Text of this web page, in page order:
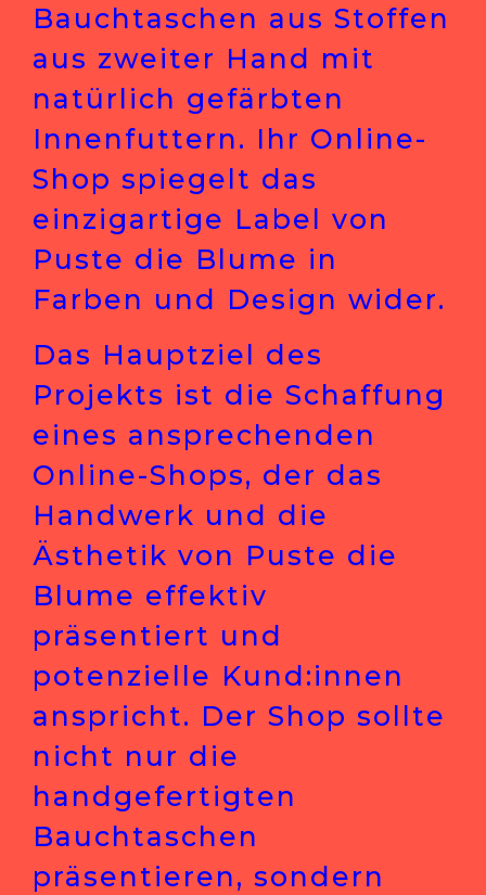
Bauchtaschen aus Stoffen
aus zweiter Hand mit
natürlich gefärbten
Innenfuttern. Ihr Online-
Shop spiegelt das
einzigartige Label von
Puste die Blume in
Farben und Design wider.
Das Hauptziel des
Projekts ist die Schaffung
eines ansprechenden
Online-Shops, der das
Handwerk und die
Ästhetik von Puste die
Blume effektiv
präsentiert und
potenzielle Kund:innen
anspricht. Der Shop sollte
nicht nur die
handgefertigten
Bauchtaschen
präsentieren, sondern